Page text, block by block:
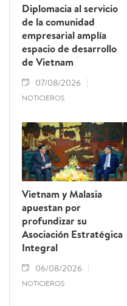
Diplomacia al servicio
de la comunidad
empresarial amplía
espacio de desarrollo
de Vietnam
07/08/2026
NOTICIEROS
Vietnam y Malasia
apuestan por
profundizar su
Asociación Estratégica
Integral
06/08/2026
NOTICIEROS